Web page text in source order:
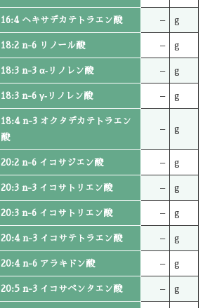
16:4 ヘキサデカテトラエン酸 – g
18:2 n-6 リノール酸 – g
18:3 n-3 α‐リノレン酸 – g
18:3 n-6 γ‐リノレン酸 – g
18:4 n-3 オクタデカテトラエン
酸
– g
20:2 n-6 イコサジエン酸 – g
20:3 n-3 イコサトリエン酸 – g
20:3 n-6 イコサトリエン酸 – g
20:4 n-3 イコサテトラエン酸 – g
20:4 n-6 アラキドン酸 – g
20:5 n-3 イコサペンタエン酸 – g